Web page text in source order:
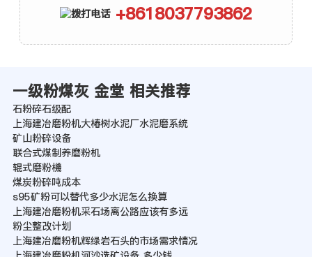
+8618037793862
一级粉煤灰 金堂 相关推荐
石粉碎石级配
上海建冶磨粉机大椿树水泥厂水泥磨系统
矿山粉碎设备
联合式煤制养磨粉机
辊式磨粉機
煤炭粉碎吨成本
s95矿粉可以替代多少水泥怎么换算
上海建冶磨粉机采石场离公路应该有多远
粉尘整改计划
上海建冶磨粉机辉绿岩石头的市场需求情况